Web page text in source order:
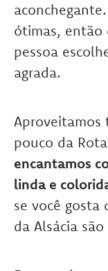
ótimas, então
pessoa
agrada.
Aproveitamos
pouco da
encantamos
linda e
se você gosta
da Alsácia